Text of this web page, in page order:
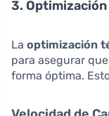
3. Optimización
La optimización
para asegurar
forma óptima.